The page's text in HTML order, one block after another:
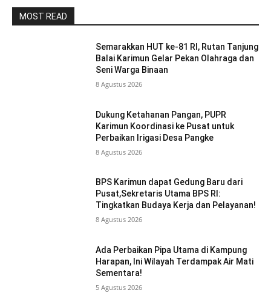
MOST READ
Semarakkan HUT ke-81 RI, Rutan Tanjung
Balai Karimun Gelar Pekan Olahraga dan
Seni Warga Binaan
8 Agustus 2026
Dukung Ketahanan Pangan, PUPR
Karimun Koordinasi ke Pusat untuk
Perbaikan Irigasi Desa Pangke
8 Agustus 2026
BPS Karimun dapat Gedung Baru dari
Pusat,Sekretaris Utama BPS RI:
Tingkatkan Budaya Kerja dan Pelayanan!
8 Agustus 2026
Ada Perbaikan Pipa Utama di Kampung
Harapan, Ini Wilayah Terdampak Air Mati
Sementara!
5 Agustus 2026